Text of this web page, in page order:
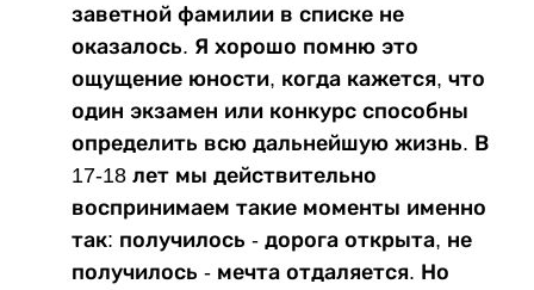
заветной фамилии в списке не
оказалось. Я хорошо помню это
ощущение юности, когда кажется, что
один экзамен или конкурс способны
определить всю дальнейшую жизнь. В
17-18 лет мы действительно
воспринимаем такие моменты именно
так: получилось - дорога открыта, не
получилось - мечта отдаляется. Но